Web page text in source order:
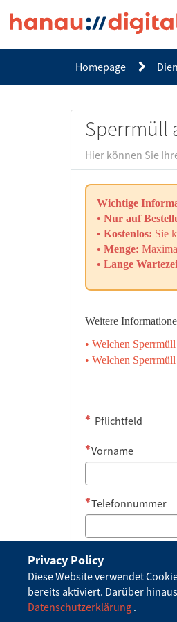
zum
Privacy Policy
Diese Website verwendet
bereits aktiviert. Darüber
Datenschutzerklärung .
Homepage
Sperrmüll
Hier können Sie
Wichtige
• Nur auf
• Kostenlos: Sie
• Menge:
• Lange
Weitere
• Welchen
• Welchen
Sternchen
Pflichtfeld
Vorname
Telefonnummer
E-Mail-Adresse
Straße